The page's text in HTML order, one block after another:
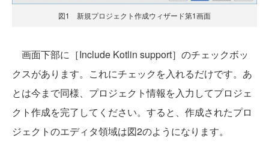
図1 新規プロジェクト作成ウィザード第1画面
画面下部に［Include Kotlin support］のチェックボッ
クスがあります。これにチェックを入れるだけです。あ
とは今まで同様、プロジェクト情報を入力してプロジェ
クト作成を完了してください。すると、作成されたプロ
ジェクトのエディタ領域は図2のようになります。